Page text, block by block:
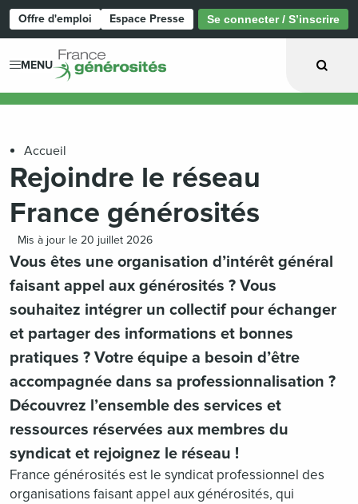
Offre d'emploi Espace Presse Se connecter / S’inscrire
MENU
Accueil
Rejoindre le réseau
France générosités
Mis à jour le 20 juillet 2026
Vous êtes une organisation d’intérêt général
faisant appel aux générosités ? Vous
souhaitez intégrer un collectif pour échanger
et partager des informations et bonnes
pratiques ? Votre équipe a besoin d’être
accompagnée dans sa professionnalisation ?
Découvrez l’ensemble des services et
ressources réservées aux membres du
syndicat et rejoignez le réseau !
France générosités est le syndicat professionnel des
organisations faisant appel aux générosités, qui